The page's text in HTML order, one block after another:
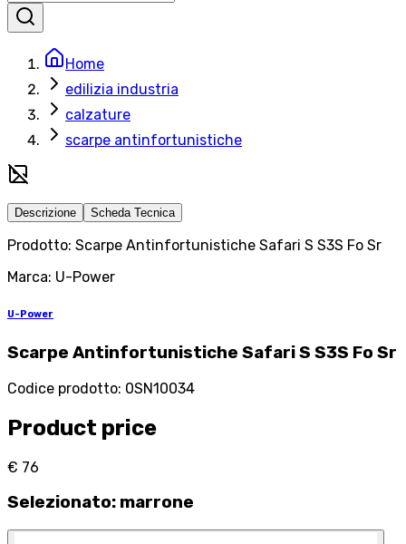
Home
edilizia industria
calzature
scarpe antinfortunistiche
Descrizione Scheda Tecnica
Prodotto: Scarpe Antinfortunistiche Safari S S3S Fo Sr
Marca: U-Power
U-Power
Scarpe Antinfortunistiche Safari S S3S Fo Sr
Codice prodotto: 0SN10034
Product price
€ 76
Selezionato: marrone